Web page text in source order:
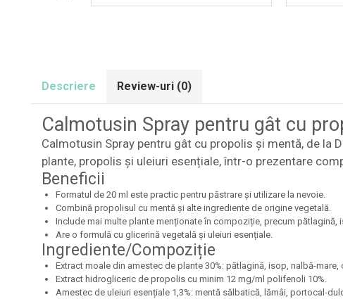
Descriere Review-uri (0)
Calmotusin Spray pentru gât cu
Calmotusin Spray pentru gât cu propolis și mentă, de la
plante, propolis și uleiuri esențiale, într-o prezentare
Beneficii
Formatul de 20 ml este practic pentru păstrare și utilizare la nevoie.
Combină propolisul cu mentă și alte ingrediente de origine vegetală.
Include mai multe plante menționate în compoziție, precum pătlagină,
Are o formulă cu glicerină vegetală și uleiuri esențiale.
Ingrediente/Compoziție
Extract moale din amestec de plante 30%: pătlagină, isop, nalbă-
Extract hidrogliceric de propolis cu minim 12 mg/ml polifenoli 10%.
Amestec de uleiuri esențiale 1,3%: mentă sălbatică, lămâi, portocal-